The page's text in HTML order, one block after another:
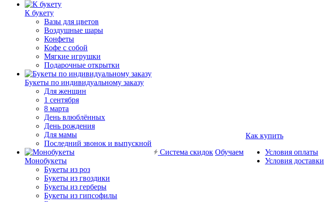
К букету
Вазы для цветов
Воздушные шары
Конфеты
Кофе с собой
Мягкие игрушки
Подарочные открытки
Букеты по индивидуальному заказу
Для женщин
1 сентября
8 марта
День влюблённых
День рождения
Для мамы
Последний звонок и выпускной
Монобукеты
Букеты из роз
Букеты из гвоздики
Букеты из герберы
Букеты из гипсофилы
Система скидок Обучаем
Как купить
Условия оплаты
Условия доставки